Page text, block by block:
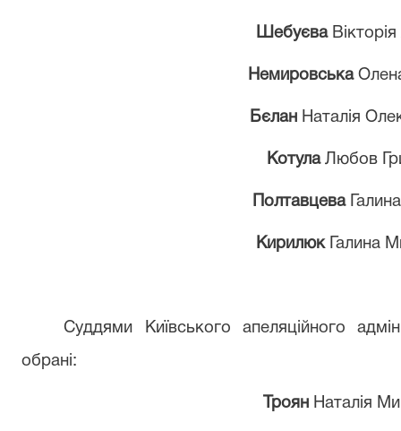
ШебуєваВікторія
Немировська
Бєлан Наталія
КотулаЛюбов
ПолтавцеваГалина
КирилюкГалина
Суддями Київського апеляційного
обрані:
Троян Наталія